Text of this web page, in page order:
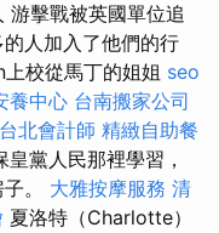
游擊戰被英國單位追
人加入了他們的行
校從馬丁的姐姐 seo
養中心 台南搬家公司
台北會計師 精緻自助餐
黨人民那裡學習，
。 大雅按摩服務 清
夏洛特（Charlotte）